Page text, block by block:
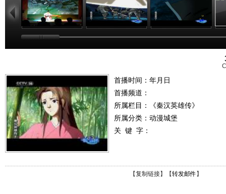
首播时间：年月日
首播频道：
所属栏目：
《秦汉英雄传》
所属分类：动漫城堡
关 键 字：
【复制链接】【转发邮件 】